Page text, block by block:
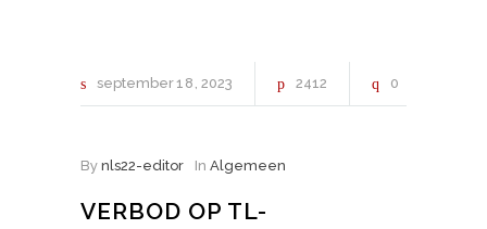
september18 2023 2412 0
By nls22-editor In Algemeen
VERBOD OP TL-